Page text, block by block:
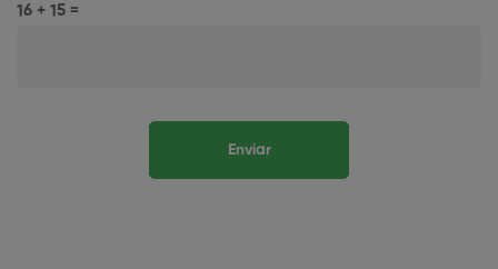
16 + 15 =